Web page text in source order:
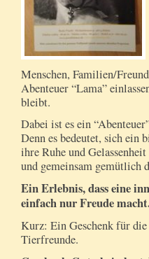
Menschen, Familien/
Abenteuer “Lama”
bleibt.
Dabei ist es ein
Denn es bedeutet, sich ein
ihre Ruhe und
und gemeinsam gemütlich
Ein Erlebnis, dass eine
einfach nur Freude
Kurz: Ein Geschenk für
Tierfreunde.